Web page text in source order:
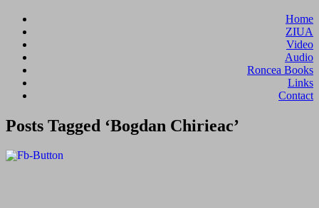
Home
ZIUA
Video
Audio
Roncea Books
Links
Contact
Posts Tagged ‘Bogdan Chirieac’